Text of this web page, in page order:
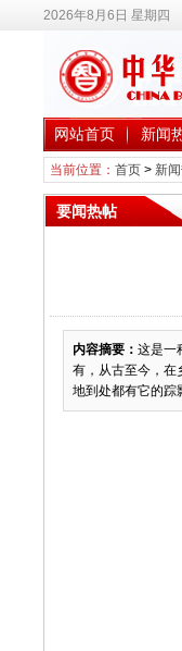
2026年8月6日 星期四
网站首页 新闻
当前位置： 首页> 新
要闻热帖
内容摘要： 这是一
有，从古至今，在
地到处都有它的踪